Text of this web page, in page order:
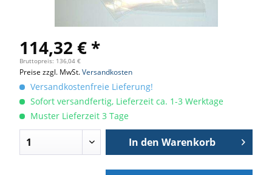
114,32 € *
Bruttopreis: 136,04 €
Preise zzgl. MwSt.Versandkosten
Versandkostenfreie Lieferung!
Sofort versandfertig, Lieferzeit ca. 1-3 Werktage
Muster Lieferzeit 3 Tage
In den Warenkorb